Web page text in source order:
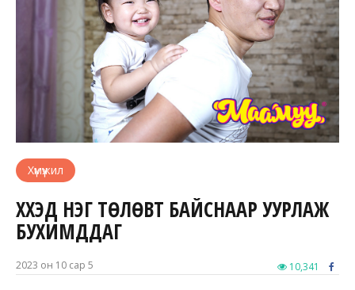
Хүмүүжил
ХҮҮХЭД НЭГ ТӨЛӨВТ БАЙСНААР УУРЛАЖ
БУХИМДДАГ
2023 он 10 сар 5 10,341